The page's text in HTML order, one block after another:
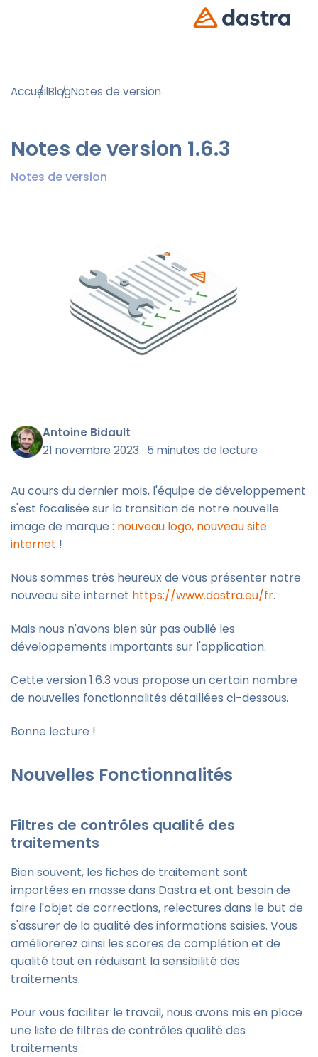
AccueilBlogNotes de version
Notes de version 1.6.3
Notes de version
Antoine Bidault
21 novembre 2023 · 5 minutes de lecture
Au cours du dernier mois, l'équipe de développement
s'est focalisée sur la transition de notre nouvelle
image de marque : nouveau logo, nouveau site
internet !
Nous sommes très heureux de vous présenter notre
nouveau site internet https://www.dastra.eu/fr.
Mais nous n'avons bien sûr pas oublié les
développements importants sur l'application.
Cette version 1.6.3 vous propose un certain nombre
de nouvelles fonctionnalités détaillées ci-dessous.
Bonne lecture !
Nouvelles Fonctionnalités
Filtres de contrôles qualité des
traitements
Bien souvent, les fiches de traitement sont
importées en masse dans Dastra et ont besoin de
faire l'objet de corrections, relectures dans le but de
s'assurer de la qualité des informations saisies. Vous
améliorerez ainsi les scores de complétion et de
qualité tout en réduisant la sensibilité des
traitements.
Pour vous faciliter le travail, nous avons mis en place
une liste de filtres de contrôles qualité des
traitements :